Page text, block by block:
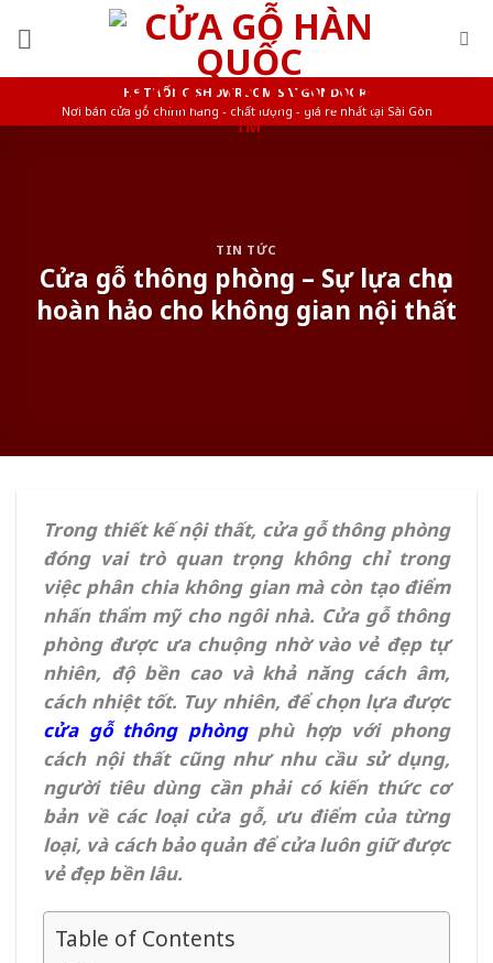
HỆ THỐNG SHOWROOM SAIGONDOOR
Nơi bán cửa gỗ chính hãng - chất lượng - giá rẻ nhất tại Sài Gòn
TIN TỨC
Cửa gỗ thông phòng – Sự lựa chọn
hoàn hảo cho không gian nội thất
Trong thiết kế nội thất, cửa gỗ thông phòng
đóng vai trò quan trọng không chỉ trong
việc phân chia không gian mà còn tạo điểm
nhấn thẩm mỹ cho ngôi nhà. Cửa gỗ thông
phòng được ưa chuộng nhờ vào vẻ đẹp tự
nhiên, độ bền cao và khả năng cách âm,
cách nhiệt tốt. Tuy nhiên, để chọn lựa được
cửa gỗ thông phòngphù hợp với phong
cách nội thất cũng như nhu cầu sử dụng,
người tiêu dùng cần phải có kiến thức cơ
bản về các loại cửa gỗ, ưu điểm của từng
loại, và cách bảo quản để cửa luôn giữ được
vẻ đẹp bền lâu.
Table of Contents